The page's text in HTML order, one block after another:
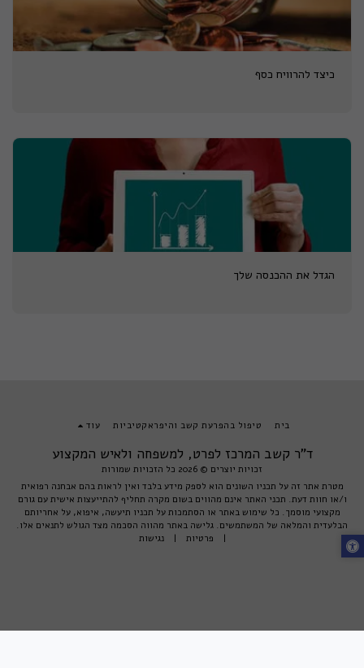
כיצד להרוויח כסף
הגדל את ההכנסה שלך
ד"ר קשב המרכז לפרט, למשפחה ולאיש המקצוע
זכויות יוצרים © 2026 כל הזכויות שמורות
מטרת אתר זה על תכניו השונים הוא לספק מידע בלבד ואין לראות בהם אבחנה רפואית
ו/או חוות דעת. תכני האתר אינם מהווים בשום מקרה תחליף להתייעצות אישית עם גורם
מקצועי מוסמך. כל שימוש באתר או הסתמכות על תכניו תיעשה, איפוא, על אחריותם
הבלעדית והמלאה של המשתמשים. גלישה באתר מהווה הסכמה מצד הגולש לתנאים אלו.
| פרטיות |נגישות
בית טיפול בהפרעת קשב והיפראקטיביות עוד